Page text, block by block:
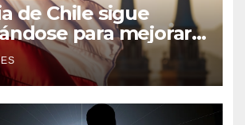
de Chile sigue
para mejorar
a sus fieles